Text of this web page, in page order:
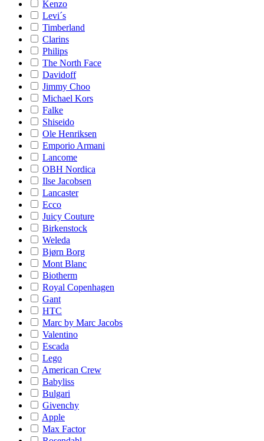
Kenzo
Levi´s
Timberland
Clarins
Philips
The North Face
Davidoff
Jimmy Choo
Michael Kors
Falke
Shiseido
Ole Henriksen
Emporio Armani
Lancome
OBH Nordica
Ilse Jacobsen
Lancaster
Ecco
Juicy Couture
Birkenstock
Weleda
Bjørn Borg
Mont Blanc
Biotherm
Royal Copenhagen
Gant
HTC
Marc by Marc Jacobs
Valentino
Escada
Lego
American Crew
Babyliss
Bulgari
Givenchy
Apple
Max Factor